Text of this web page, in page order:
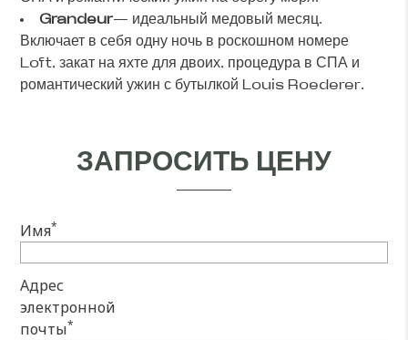
Grandeur— идеальный медовый месяц.
Включает в себя одну ночь в роскошном номере
Loft, закат на яхте для двоих, процедура в СПА и
романтический ужин с бутылкой Louis Roederer.
ЗАПРОСИТЬ ЦЕНУ
Имя*
Адрес
электронной
почты*